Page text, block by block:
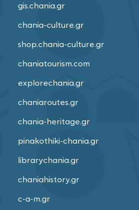
gis.chania.gr
chania-culture.gr
shop.chania-culture.gr
chaniatourism.com
explorechania.gr
chaniaroutes.gr
chania-heritage.gr
pinakothiki-chania.gr
librarychania.gr
chaniahistory.gr
c-a-m.gr